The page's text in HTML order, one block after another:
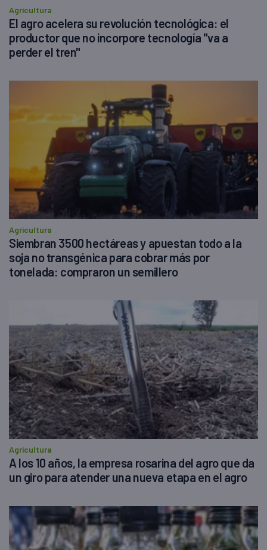
Agricultura
El agro acelera su revolución tecnológica: el
productor que no incorpore tecnología "va a
perder el tren"
Agricultura
Siembran 3500 hectáreas y apuestan todo a la
soja no transgénica para cobrar más por
tonelada: compraron un semillero
Agricultura
A los 10 años, la empresa rosarina del agro que da
un giro para atender una nueva etapa en el agro